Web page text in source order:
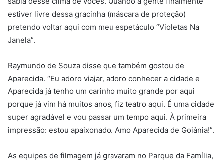
estiver livre dessa gracinha (máscara de proteção)
pretendo voltar aqui com meu espetáculo “Violetas Na
Janela”.
Raymundo de Souza disse que também gostou de
Aparecida. “Eu adoro viajar, adoro conhecer a cidade e
Aparecida já tenho um carinho muito grande por aqui
porque já vim há muitos anos, fiz teatro aqui. É uma cidade
super agradável e vou passar um tempo aqui. À primeira
impressão: estou apaixonado. Amo Aparecida de Goiânia!”.
As equipes de filmagem já gravaram no Parque da Família,